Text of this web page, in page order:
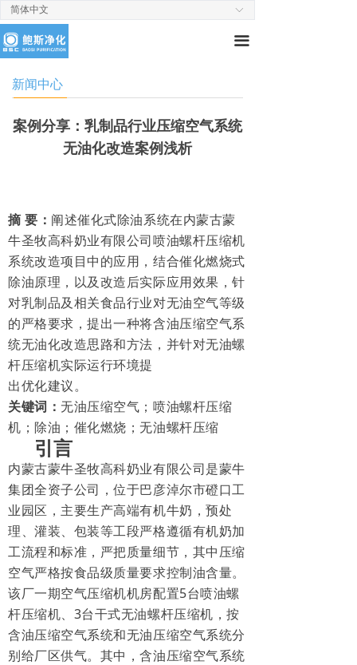
ꀅ
简体中文
끀
案例分享：乳制品行业压缩空气系统
无油化改造案例浅析
摘 要： 阐述催化式除油系统在内蒙古蒙
牛圣牧高科奶业有限公司喷油螺杆压缩机
系统改造项目中的应用 ，结合催化燃烧式
除油原理，以及改造后实际应用效果，针
对乳制品及相关食品行业对无油空气等级
的严格要求，提出一种将含油压缩空气系
统无油化改造思路和方法，并针对无油螺
杆压缩机实际运行环境提
出优化建议。
关键词：无油压缩空气；喷油螺杆压缩
机；除油；催化燃烧；无油螺杆压缩
引言
内蒙古蒙牛圣牧高科奶业有限公司是蒙牛
集团全资子公司，位于巴彦淖尔市磴口工
业园区，主要生产高端有机牛奶，预处
理、灌装、包装等工段严格遵循有机奶加
工流程和标准，严把质量细节，其中压缩
空气严格按食品级质量要求控制油含量。
该厂一期空气压缩机机房配置5台喷油螺
杆压缩机、3台干式无油螺杆压缩机，按
含油压缩空气系统和无油压缩空气系统分
别给厂区供气。其中，含油压缩空气系统
新闻中心